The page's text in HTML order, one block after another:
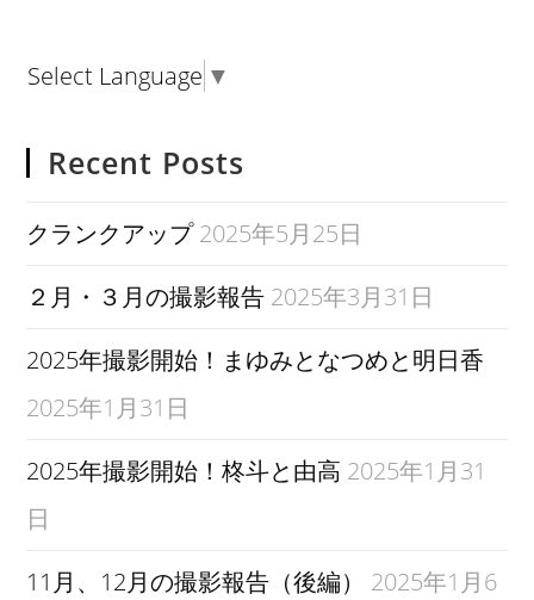
Select Language ▼
Recent Posts
クランクアップ 2025年5月25日
２月・３月の撮影報告 2025年3月31日
2025年撮影開始！まゆみとなつめと明日香
2025年1月31日
2025年撮影開始！柊斗と由高 2025年1月31
日
11月、12月の撮影報告（後編）
2025年1月6